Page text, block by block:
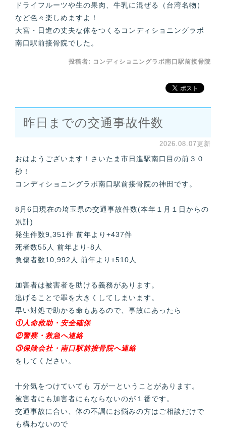
ドライフルーツや生の果肉、牛乳に混ぜる（台湾名物）
など色々楽しめますよ！
大宮・日進の丈夫な体をつくるコンディショニングラボ
南口駅前接骨院でした。
投稿者: コンディショニングラボ南口駅前接骨院
昨日までの交通事故件数
2026.08.07更新
おはようございます！さいたま市日進駅南口目の前３０
秒！
コンディショニングラボ南口駅前接骨院の神田です。
8月6日現在の埼玉県の交通事故件数(本年１月１日からの
累計)
発生件数9,351件 前年より+437件
死者数55人 前年より-8人
負傷者数10,992人 前年より+510人
加害者は被害者を助ける義務があります。
逃げることで罪を大きくしてしまいます。
早い対処で助かる命もあるので、事故にあったら
①人命救助・安全確保
②警察・救急へ連絡
③保険会社・南口駅前接骨院へ連絡
をしてください。
十分気をつけていても 万が一ということがあります。
被害者にも加害者にもならないのが１番です。
交通事故に合い、体の不調にお悩みの方はご相談だけで
も構わないので